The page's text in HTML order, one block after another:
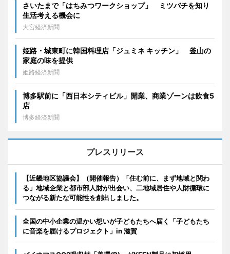
さいたまで「はちみつワークショップ」 ミツバチを知り
生活考える機会に
大宮経済新聞
姫路・城東町に韓国料理店「ジュミネ キッチン」 釜山の
家庭の味を提供
姫路経済新聞
博多駅前に「西日本シティビル」開業、商業ゾーンは飲食5
店
博多経済新聞
プレスリリース
【近畿地区協議会】（開催報告）「住む前に、まず地域と関わ
る」地域企業と都市部人財が出会い、二地域居住や人財循環に
つながる新たな可能性を創出しました。
全国の中小企業の温かい想いが子どもたちへ届く「子どもたち
に音楽を届けるプロジェクト」in 滋賀